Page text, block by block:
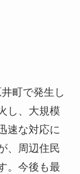
町で発生し
し、大規模
速な対応に
、周辺住民
。今後も最